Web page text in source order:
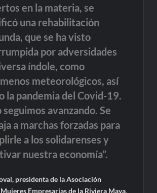
en la materia, se
una rehabilitación
que se ha visto
por adversidades
índole, como
meteorológicos, así
la pandemia del Covid-19.
seguimos avanzando. Se
a marchas forzadas para
a los solidarenses y
nuestra economía”.
presidenta de la Asociación
Empresarias de la Riviera Maya,